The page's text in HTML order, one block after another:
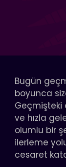
Bugün
boyunca
Geçmişteki
ve hızla
olumlu bir
ilerleme
cesaret